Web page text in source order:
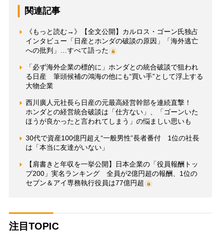
関連記事
《もっと読む→》【全文公開】カルロス・ゴーン氏独占
インタビュー「日産とホンダの破談の原因」「海外逃亡
への批判」…すべて語った
「必ず海外企業の標的に」ホンダとの統合破談で狙われ
る日産 筆頭候補の鴻海の他にも“買い手”として浮上する
大物企業
西川廣人元社長ら日産の元最高経営幹部を連続直撃！
ホンダとの経営統合破談は「仕方ない」、「ゴーンいた
ほうが良かったと言われてしまう」の悩ましい思いも
30代で資産100億円超え“一般男性”長者番付 1位の社長
は「本当に友達がいない」
【肩書きと年収を一挙公開】日本企業の「役員報酬トッ
プ200」実名ランキング 全員が2億円超の報酬、1位の
セブン＆アイ専務執行役員は77億円超
注目TOPIC